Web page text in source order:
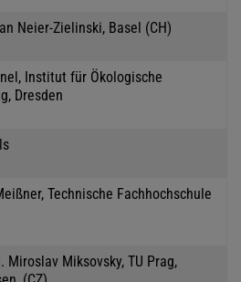
Neier-Zielinski, Basel (CH)
Institut für Ökologische
Dresden
Technische Fachhochschule
Miroslav Miksovsky, TU Prag,